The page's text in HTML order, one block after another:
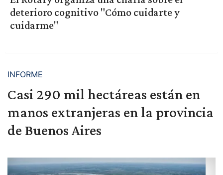
deterioro cognitivo "Cómo cuidarte y
cuidarme"
INFORME
Casi 290 mil hectáreas están en
manos extranjeras en la provincia
de Buenos Aires